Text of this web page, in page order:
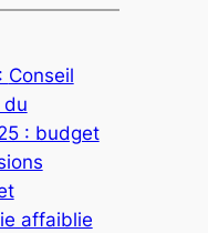
Conseil
du
: budget
affaiblie